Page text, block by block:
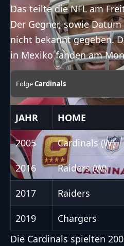
Das teilte die NFL am
Der Gegner, sowie
nicht bekannt gegeben.
in Mexiko fanden am
FolgeCardinals
JAHR HOME
2005 Cardinals (W)
2016 Raiders (W)
2017 Raiders
2019 Chargers
Die Cardinals spielten